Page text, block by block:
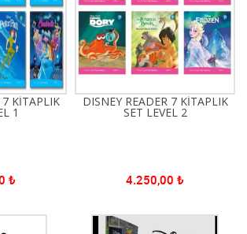
7 KİTAPLIK
1
₺
DISNEY READER 7 KİTAPLIK
SET LEVEL 2
4.250,00 ₺